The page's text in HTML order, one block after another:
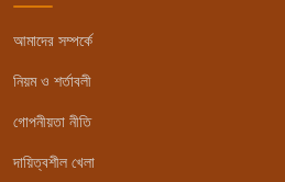
আমাদের সম্পর্কে
নিয়ম ও শর্তাবলী
গোপনীয়তা নীতি
দায়িত্বশীল খেলা